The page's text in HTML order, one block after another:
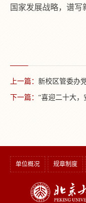
国家发展战略，谱写
上一篇： 新校区管委办党支部与会
下一篇： “喜迎二十大，安
单位概况 规章制度